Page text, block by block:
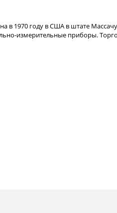
в 1970 году в США в штате
измерительные приборы.